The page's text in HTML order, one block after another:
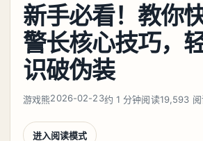
新手必看！教你
警长核心技巧，
识破伪装
游戏熊2026-02-23约 1 分钟阅读19,593 阅
进入阅读模式